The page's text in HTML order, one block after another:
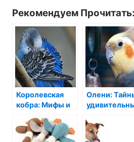
Рекомендуем Прочитать:
Королевская
кобра: Мифы и
Королеве Змей
Олени:
elaphus